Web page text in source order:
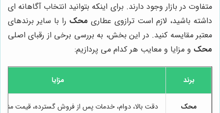
متفاوت در بازار وجود دارند. برای اینکه بتوانید انتخاب آگاهانه ای
داشته باشید، لازم است ترازوی عطاری محک را با سایر برندهای
معتبر مقایسه کنید. در این بخش، به بررسی برخی از رقبای اصلی
محک و مزایا و معایب هر کدام می پردازیم:
برند مزایا
محک دقت بالا، دوام، خدمات پس از فروش گسترده، قیمت